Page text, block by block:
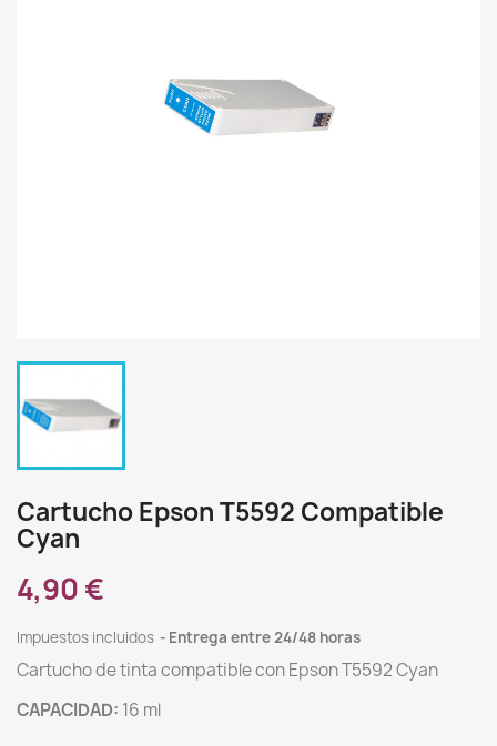
Cartucho Epson T5592 Compatible
Cyan
4,90 €
Impuestos incluidos Entrega entre 24/48 horas
Cartucho de tinta compatible con Epson T5592 Cyan
CAPACIDAD: 16 ml